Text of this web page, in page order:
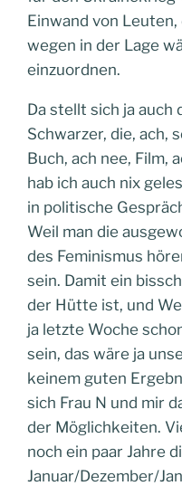
Einwand von
wegen in der Lage
einzuordnen.
Da stellt sich ja auch
Schwarzer, die, ach,
Buch, ach nee, Film,
hab ich auch nix
in politische
Weil man die
des Feminismus
sein. Damit ein
der Hütte ist, und
ja letzte Woche
sein, das wäre ja
keinem guten
sich Frau N und mir
der Möglichkeiten.
noch ein paar Jahre
Januar/Dezember/